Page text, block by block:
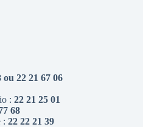
ou 22 21 67 06
: 22 21 25 01
68
: 22 22 21 39